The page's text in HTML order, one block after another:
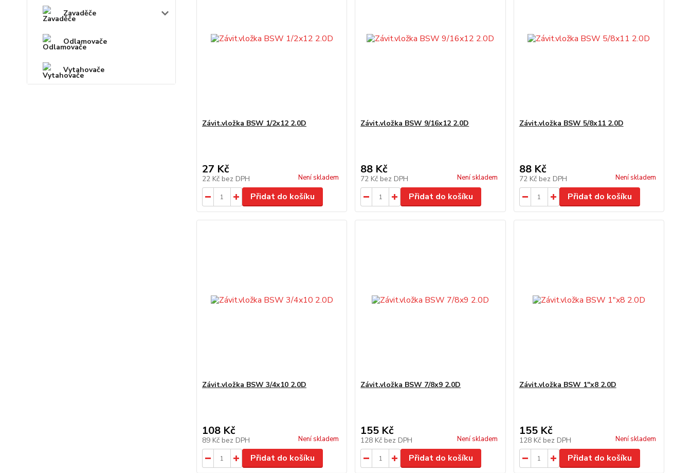
Zavaděče
Odlamovače
Vytahovače
Závit.vložka BSW 1/2x12 2.0D
27 Kč
22 Kč bez DPH Není skladem
Přidat do košíku
Závit.vložka BSW 9/16x12 2.0D
88 Kč
72 Kč bez DPH Není skladem
Přidat do košíku
Závit.vložka BSW 5/8x11 2.0D
88 Kč
72 Kč bez DPH Není skladem
Přidat do košíku
Závit.vložka BSW 3/4x10 2.0D
108 Kč
89 Kč bez DPH Není skladem
Přidat do košíku
Závit.vložka BSW 7/8x9 2.0D
155 Kč
128 Kč bez DPH Není skladem
Přidat do košíku
Závit.vložka BSW 1"x8 2.0D
155 Kč
128 Kč bez DPH Není skladem
Přidat do košíku